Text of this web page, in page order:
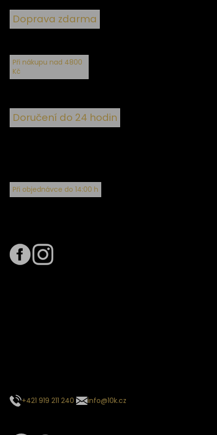
Doprava zdarma
Při nákupu nad 4800
Kč
Doručení do 24 hodin
Při objednávce do 14:00 h
+421 919 211 240 info@10k.cz